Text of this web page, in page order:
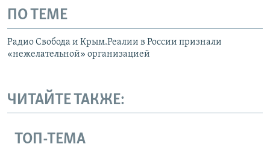
ПО ТЕМЕ
Радио Свобода и Крым.Реалии в России признали
«нежелательной» организацией
ЧИТАЙТЕ ТАКЖЕ:
ТОП-ТЕМА